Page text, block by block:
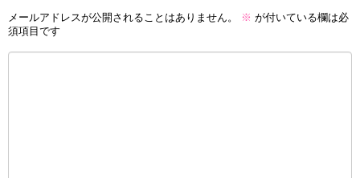
メールアドレスが公開されることはありません。 ※ が付いている欄は必
須項目です